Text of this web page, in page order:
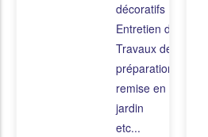
décoratifs
Entretien de piscine
Travaux de
préparation ou
remise en état du
jardin
etc...